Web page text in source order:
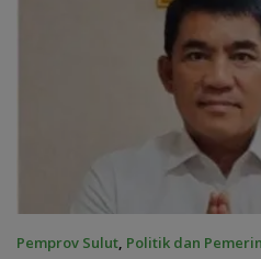
Pemprov Sulut, Politik dan